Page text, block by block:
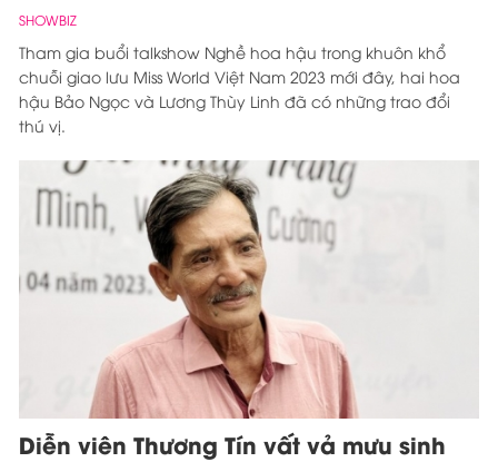
SHOWBIZ
Tham gia buổi talkshow Nghề hoa hậu trong khuôn khổ
chuỗi giao lưu Miss World Việt Nam 2023 mới đây, hai hoa
hậu Bảo Ngọc và Lương Thùy Linh đã có những trao đổi
thú vị.
Diễn viên Thương Tín vất vả mưu sinh